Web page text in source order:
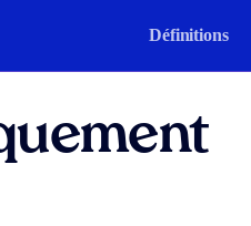
Définitions